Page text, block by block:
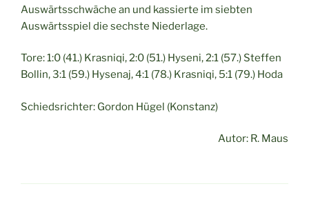
Auswärtsschwäche an und kassierte im siebten
Auswärtsspiel die sechste Niederlage.
Tore: 1:0 (41.) Krasniqi, 2:0 (51.) Hyseni, 2:1 (57.) Steffen
Bollin, 3:1 (59.) Hysenaj, 4:1 (78.) Krasniqi, 5:1 (79.) Hoda
Schiedsrichter: Gordon Hügel (Konstanz)
Autor: R. Maus